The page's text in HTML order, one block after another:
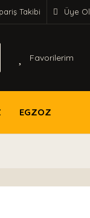
Takibi Üye Ol
Favorilerim
EGZOZ